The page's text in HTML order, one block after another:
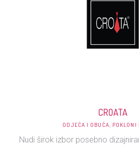
CROATA
ODJEĆA I OBUĆA;
Nudi širok izbor posebno